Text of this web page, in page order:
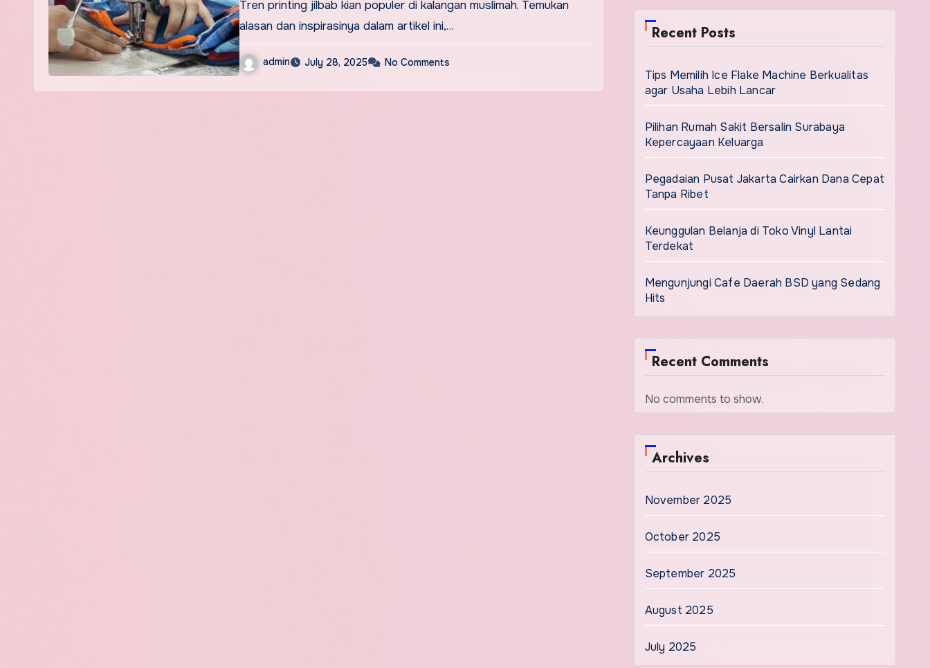
Tren printing jilbab kian populer di kalangan muslimah. Temukan
alasan dan inspirasinya dalam artikel ini,…
admin July 28, 2025 No Comments
Recent Posts
Tips Memilih Ice Flake Machine Berkualitas
agar Usaha Lebih Lancar
Pilihan Rumah Sakit Bersalin Surabaya
Kepercayaan Keluarga
Pegadaian Pusat Jakarta Cairkan Dana Cepat
Tanpa Ribet
Keunggulan Belanja di Toko Vinyl Lantai
Terdekat
Mengunjungi Cafe Daerah BSD yang Sedang
Hits
Recent Comments
No comments to show.
Archives
November 2025
October 2025
September 2025
August 2025
July 2025